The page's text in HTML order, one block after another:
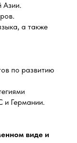
Азии.
а также
по развитию
и Германии.
виде и